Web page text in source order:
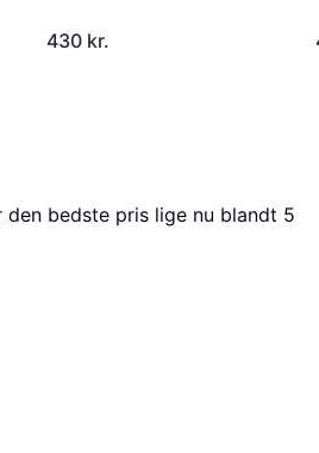
430 kr.
den bedste pris lige nu blandt 5